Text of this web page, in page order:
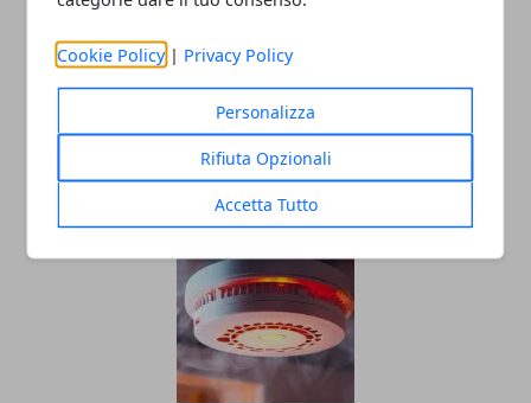
Cookie Policy | Privacy Policy
Personalizza
Rifiuta Opzionali
Accetta Tutto
ARTICOLI CORRELATI